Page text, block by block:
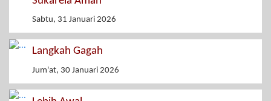
Sabtu, 31 Januari 2026
Langkah Gagah
Jum'at, 30 Januari 2026